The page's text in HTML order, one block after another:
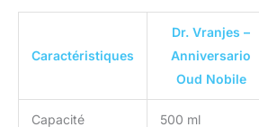
Caractéristiques
Dr. Vranjes –
Anniversario
Oud Nobile
Capacité 500 ml